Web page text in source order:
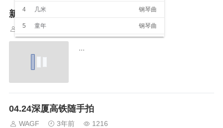
新会小镇一拍
WAGF
...
04.24深厦高铁随手拍
WAGF 3年前 1216
4 几米 钢琴曲
5 童年 钢琴曲
6 Righteous Path
月光
10 梦之仙境
11 高山流水